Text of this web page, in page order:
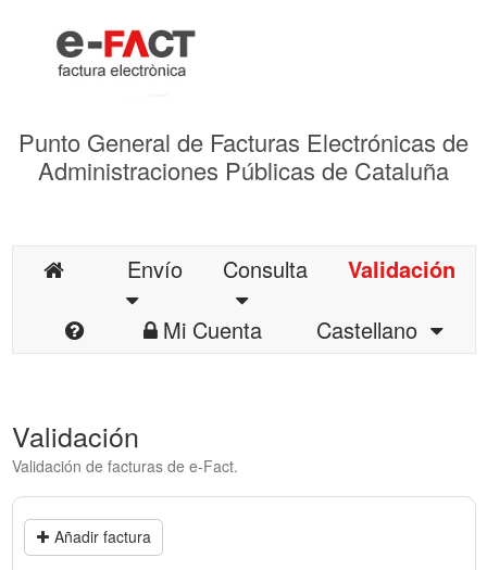
Punto General de Facturas Electrónicas de
Administraciones Públicas de Cataluña
Envío Consulta
Validación
Mi Cuenta
Castellano
Validación
Validación de facturas de e-Fact.
Añadir factura